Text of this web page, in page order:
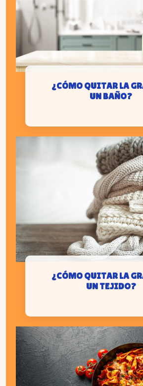
¿CÓMO QUITAR LA
UN BAÑO?
¿CÓMO QUITAR LA
UN TEJIDO?